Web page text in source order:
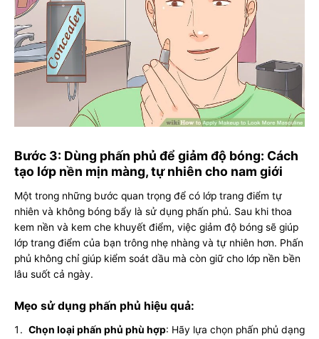
Bước 3: Dùng phấn phủ để giảm độ bóng: Cách
tạo lớp nền mịn màng, tự nhiên cho nam giới
Một trong những bước quan trọng để có lớp trang điểm tự
nhiên và không bóng bẩy là sử dụng phấn phủ. Sau khi thoa
kem nền và kem che khuyết điểm, việc giảm độ bóng sẽ giúp
lớp trang điểm của bạn trông nhẹ nhàng và tự nhiên hơn. Phấn
phủ không chỉ giúp kiểm soát dầu mà còn giữ cho lớp nền bền
lâu suốt cả ngày.
Mẹo sử dụng phấn phủ hiệu quả:
Chọn loại phấn phủ phù hợp: Hãy lựa chọn phấn phủ dạng